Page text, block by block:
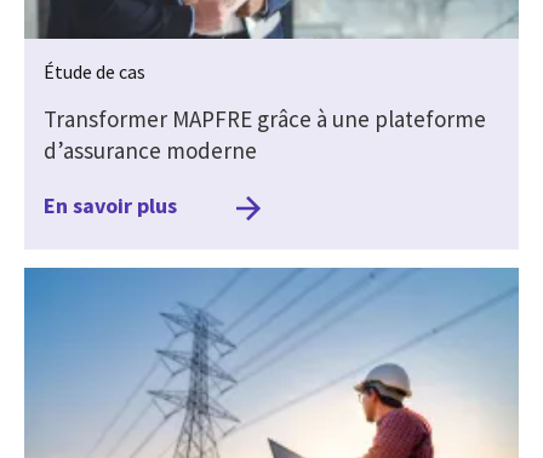
Étude de cas
Transformer MAPFRE grâce à une plateforme
d’assurance moderne
En savoir plus